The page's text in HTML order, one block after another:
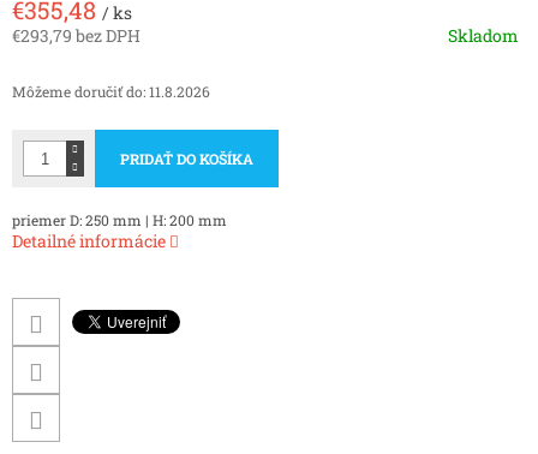
€355,48 / ks
€293,79 bez DPH
cena:
Skladom
Môžeme doručiť do:11.8.2026
PRIDAŤ DO KOŠÍKA
priemer D: 250 mm | H: 200 mm
Detailné informácie